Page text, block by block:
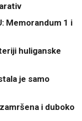
Memorandum 1 i
huliganske
je samo
zamršena i duboko